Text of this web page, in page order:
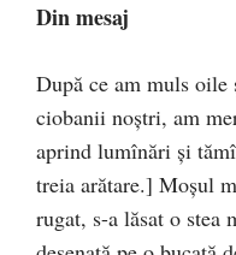
Din mesaj
După ce am muls oile
ciobanii noştri, am
aprind lumînări şi
treia arătare.] Moşul
rugat, s-a lăsat o stea